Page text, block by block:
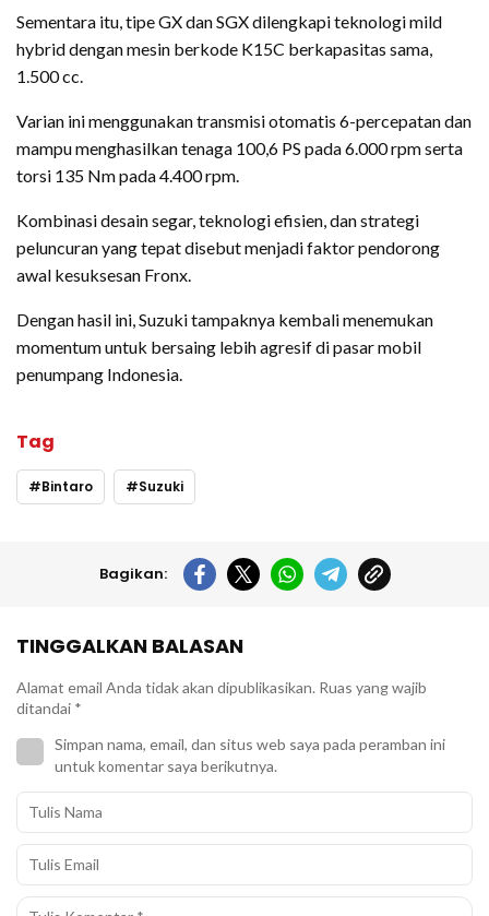
Sementara itu, tipe GX dan SGX dilengkapi teknologi mild
hybrid dengan mesin berkode K15C berkapasitas sama,
1.500 cc.
Varian ini menggunakan transmisi otomatis 6-percepatan dan
mampu menghasilkan tenaga 100,6 PS pada 6.000 rpm serta
torsi 135 Nm pada 4.400 rpm.
Kombinasi desain segar, teknologi efisien, dan strategi
peluncuran yang tepat disebut menjadi faktor pendorong
awal kesuksesan Fronx.
Dengan hasil ini, Suzuki tampaknya kembali menemukan
momentum untuk bersaing lebih agresif di pasar mobil
penumpang Indonesia.
Tag
Bintaro Suzuki
Bagikan:
TINGGALKAN BALASAN
Alamat email Anda tidak akan dipublikasikan. Ruas yang wajib
ditandai *
Simpan nama, email, dan situs web saya pada peramban ini
untuk komentar saya berikutnya.